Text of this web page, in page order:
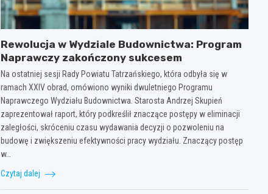
Rewolucja w Wydziale Budownictwa: Program
Naprawczy zakończony sukcesem
Na ostatniej sesji Rady Powiatu Tatrzańskiego, która odbyła się w
ramach XXIV obrad, omówiono wyniki dwuletniego Programu
Naprawczego Wydziału Budownictwa. Starosta Andrzej Skupień
zaprezentował raport, który podkreślił znaczące postępy w eliminacji
zaległości, skróceniu czasu wydawania decyzji o pozwoleniu na
budowę i zwiększeniu efektywności pracy wydziału. Znaczący postęp
w…
Czytaj dalej